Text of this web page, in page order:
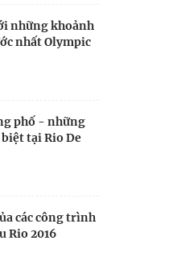
những khoảnh
nhất Olympic
phố - những
tại Rio De
các công trình
Rio 2016